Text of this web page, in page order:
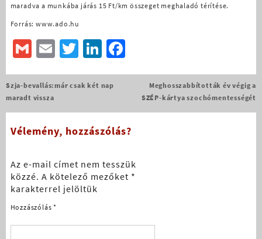
maradva a munkába járás 15 Ft/km összeget meghaladó térítése.
Forrás: www.ado.hu
GmailEmailTwitterLinkedIn
Facebook
Bejegyzés
navigáció
Szja-bevallás:már csak két nap
maradt vissza
Meghosszabbították év végig a
SZÉP-kártya szochómentességét
Vélemény, hozzászólás?
Az e-mail címet nem tesszük
közzé. A kötelező mezőket *
karakterrel jelöltük
Hozzászólás*